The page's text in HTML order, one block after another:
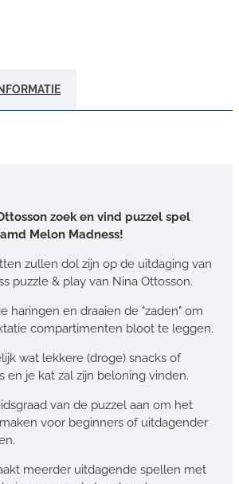
zoek en vind puzzel spel
Melon Madness!
zullen dol zijn op de uitdaging van
puzzle & play van Nina Ottosson.
haringen en draaien de "zaden" om
compartimenten bloot te leggen.
wat lekkere (droge) snacks of
en je kat zal zijn beloning vinden.
van de puzzel aan om het
voor beginners of uitdagender
meerder uitdagende spellen met